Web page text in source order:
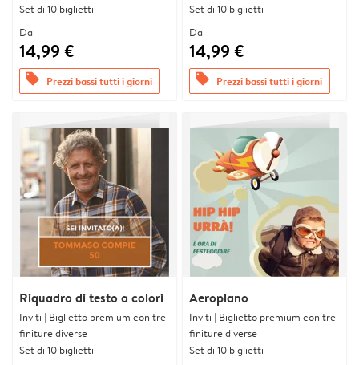
Set di 10 biglietti
Da
14,99 €
offers Prezzi bassi tutti i giorni
Set di 10 biglietti
Da
14,99 €
offers Prezzi bassi tutti i giorni
Riquadro di testo a colori
Inviti | Biglietto premium con tre
finiture diverse
Set di 10 biglietti
Aeroplano
Inviti | Biglietto premium con tre
finiture diverse
Set di 10 biglietti